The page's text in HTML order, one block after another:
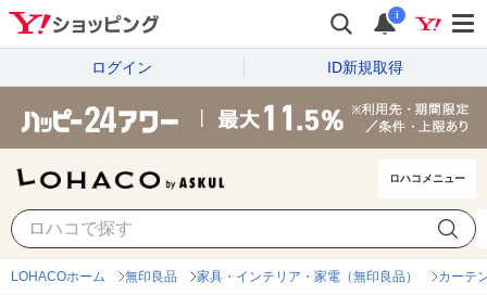
i
ログイン ID新規取得
ロハコメニュー
LOHACOホーム 無印良品 家具・インテリア・家電（無印良品） カーテ